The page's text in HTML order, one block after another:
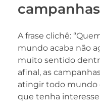
A frase clichê:
mundo acaba não
muito sentido
afinal, as
atingir todo mundo
que tenha